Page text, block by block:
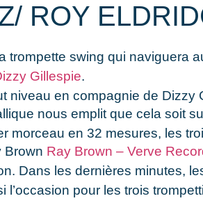
ROY
trompette swing qui
Gillespie.
niveau en compagnie de Dizzy
nous emplit que cela soit
morceau en 32 mesures, les
Brown Ray Brown – Verve
Dans les dernières minutes,
pour les trois